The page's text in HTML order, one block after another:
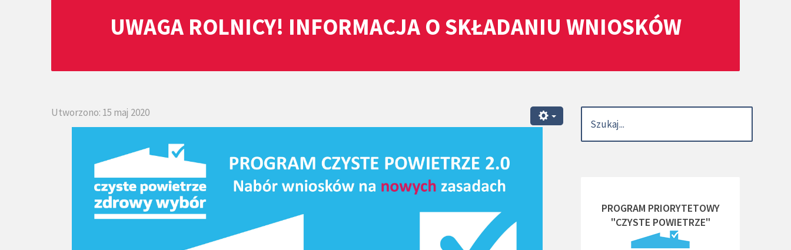
UWAGA ROLNICY! INFORMACJA O SKŁADANIU WNIOSKÓW
Utworzono: 15 maj 2020
PROGRAM PRIORYTETOWY
"CZYSTE POWIETRZE"